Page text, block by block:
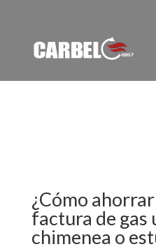
¿Cómo
factura de gas
chimenea o